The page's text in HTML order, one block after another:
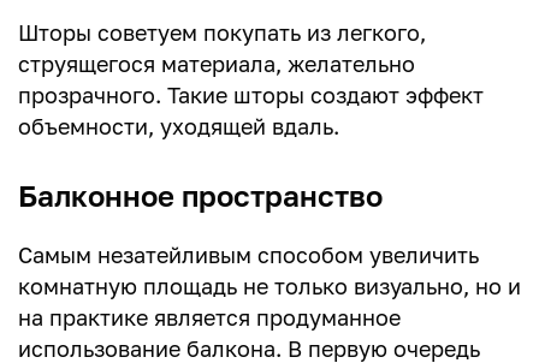
Шторы советуем покупать из легкого,
струящегося материала, желательно
прозрачного. Такие шторы создают эффект
объемности, уходящей вдаль.
Балконное пространство
Самым незатейливым способом увеличить
комнатную площадь не только визуально, но и
на практике является продуманное
использование балкона. В первую очередь